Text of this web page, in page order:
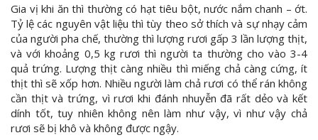
Gia vị khi ăn thì thường có hạt tiêu bột, nước nắm chanh – ớt.
Tỷ lệ các nguyên vật liệu thì tùy theo sở thích và sự nhạy cảm
của người pha chế, thường thì lượng rươi gấp 3 lần lượng thịt,
và với khoảng 0,5 kg rươi thì người ta thường cho vào 3-4
quả trứng. Lượng thịt càng nhiều thì miếng chả càng cứng, ít
thịt thì sẽ xốp hơn. Nhiều người làm chả rươi có thể rán không
cần thịt và trứng, vì rươi khi đánh nhuyễn đã rất dẻo và kết
dính tốt, tuy nhiên không nên làm như vậy, vì như vậy chả
rươi sẽ bị khô và không được ngậy.